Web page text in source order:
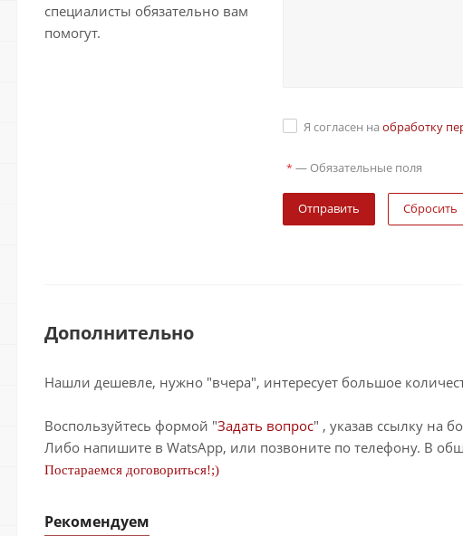
специалисты обязательно вам
помогут.
Я согласен на обработку
* — Обязательные поля
Сбросить
Дополнительно
Нашли дешевле, нужно "вчера", интересует большое
Воспользуйтесь формой "Задать вопрос" , указав ссылку на
Либо напишите в WatsApp, или позвоните по телефону. В
Постараемся договориться!;)
Рекомендуем